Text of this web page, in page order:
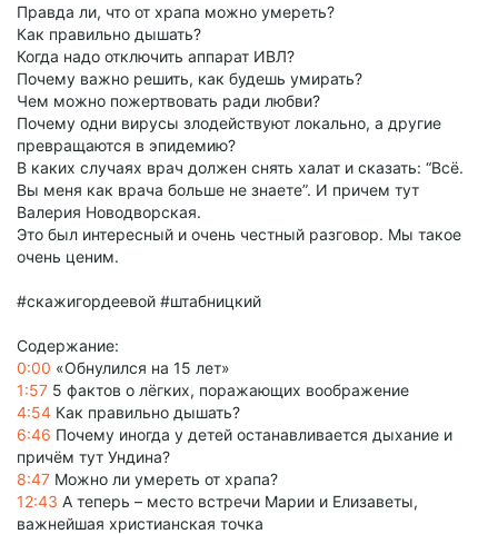
Правда ли, что от храпа можно умереть?
Как правильно дышать?
Когда надо отключить аппарат ИВЛ?
Почему важно решить, как будешь умирать?
Чем можно пожертвовать ради любви?
Почему одни вирусы злодействуют локально, а другие
превращаются в эпидемию?
В каких случаях врач должен снять халат и сказать: “Всё.
Вы меня как врача больше не знаете”. И причем тут
Валерия Новодворская.
Это был интересный и очень честный разговор. Мы такое
очень ценим.
#скажигордеевой #штабницкий
Содержание:
0:00 «Обнулился на 15 лет»
1:57 5 фактов о лёгких, поражающих воображение
4:54 Как правильно дышать?
6:46 Почему иногда у детей останавливается дыхание и
причём тут Ундина?
8:47 Можно ли умереть от храпа?
12:43 А теперь – место встречи Марии и Елизаветы,
важнейшая христианская точка